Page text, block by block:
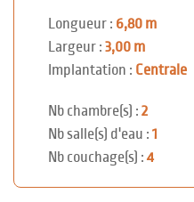
Longueur : 6,80 m
Largeur : 3,00 m
Implantation : Centrale
Nb chambre(s) : 2
Nb salle(s) d'eau : 1
Nb couchage(s) : 4